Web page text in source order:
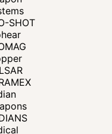
SHOT